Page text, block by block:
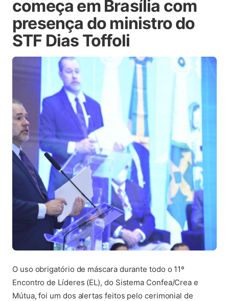
começa em Brasília com
presença do ministro do
STF Dias Toffoli
O uso obrigatório de máscara durante todo o 11º
Encontro de Líderes (EL), do Sistema Confea/Crea e
Mútua, foi um dos alertas feitos pelo cerimonial de